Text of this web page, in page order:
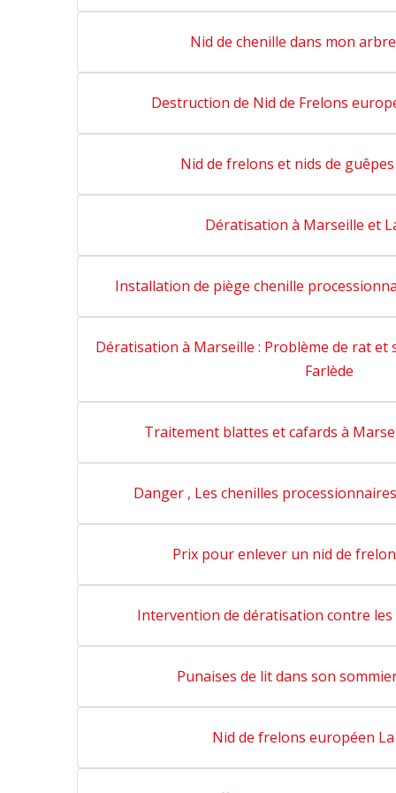
Nid de chenille dans mon
Destruction de Nid de Frelons
Nid de frelons et nids de
Dératisation à Marseille et
Installation de piège chenille
Dératisation à Marseille : Problème de rat et
Farlède
Traitement blattes et cafards à
Danger , Les chenilles
Prix pour enlever un nid de
Intervention de dératisation contre les
Punaises de lit dans son
Nid de frelons européen La